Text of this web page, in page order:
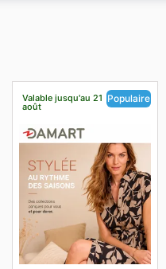
partir de 49 € d'achat.
Valable jusqu'au 21
août
Populaire